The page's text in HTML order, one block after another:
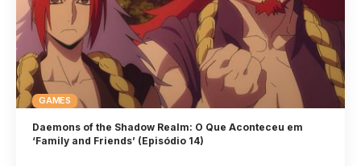
GAMES
Daemons of the Shadow Realm: O Que Aconteceu em
‘Family and Friends’ (Episódio 14)